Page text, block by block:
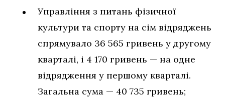
Управління з питань фізичної
культури та спорту на сім відряджень
спрямувало 36 565 гривень у другому
кварталі, і 4 170 гривень — на одне
відрядження у першому кварталі.
Загальна сума — 40 735 гривень;